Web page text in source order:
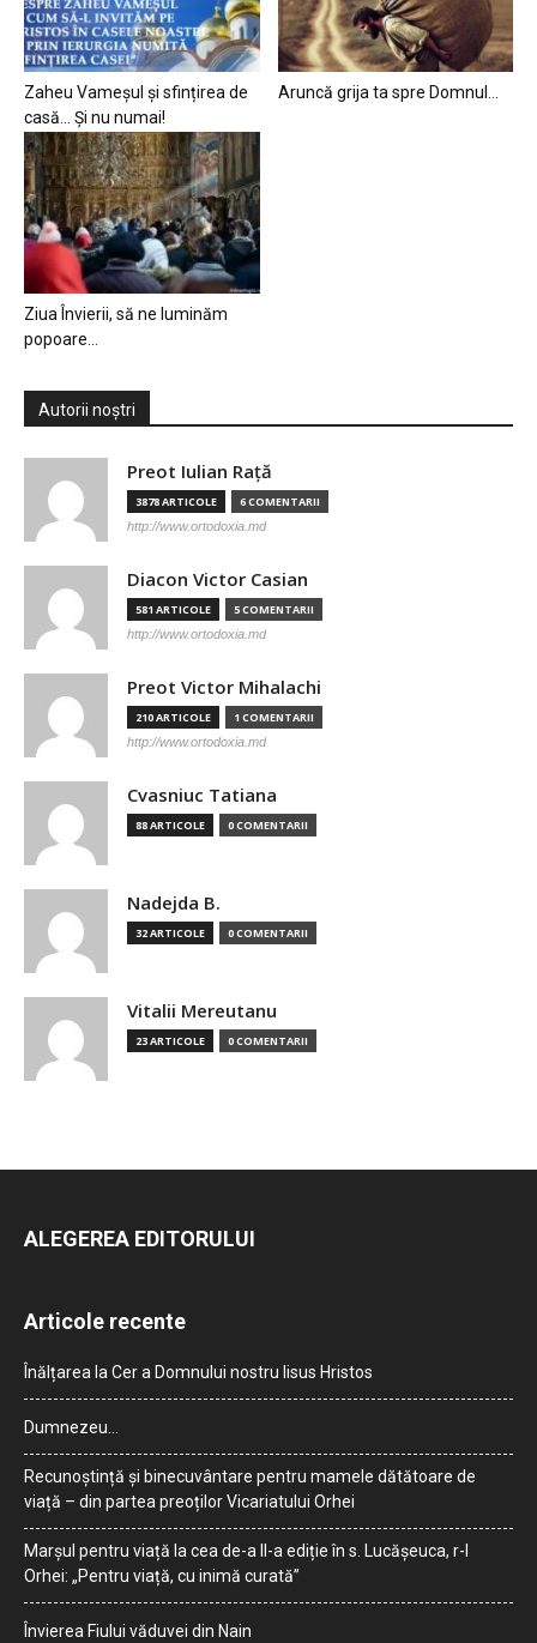
Zaheu Vameșul și sfințirea de
casă… Și nu numai!
Aruncă grija ta spre Domnul…
Ziua Învierii, să ne luminăm
popoare…
Autorii noștri
Preot Iulian Raţă
3878 ARTICOLE 6 COMENTARII
http://www.ortodoxia.md
Diacon Victor Casian
581 ARTICOLE 5 COMENTARII
http://www.ortodoxia.md
Preot Victor Mihalachi
210 ARTICOLE 1 COMENTARII
http://www.ortodoxia.md
Cvasniuc Tatiana
88 ARTICOLE 0 COMENTARII
Nadejda B.
32 ARTICOLE 0 COMENTARII
Vitalii Mereutanu
23 ARTICOLE 0 COMENTARII
ALEGEREA EDITORULUI
Articole recente
Înălțarea la Cer a Domnului nostru Iisus Hristos
Dumnezeu…
Recunoștință și binecuvântare pentru mamele dătătoare de
viață – din partea preoților Vicariatului Orhei
Marșul pentru viață la cea de-a II-a ediție în s. Lucășeuca, r-l
Orhei: „Pentru viață, cu inimă curată”
Învierea Fiului văduvei din Nain